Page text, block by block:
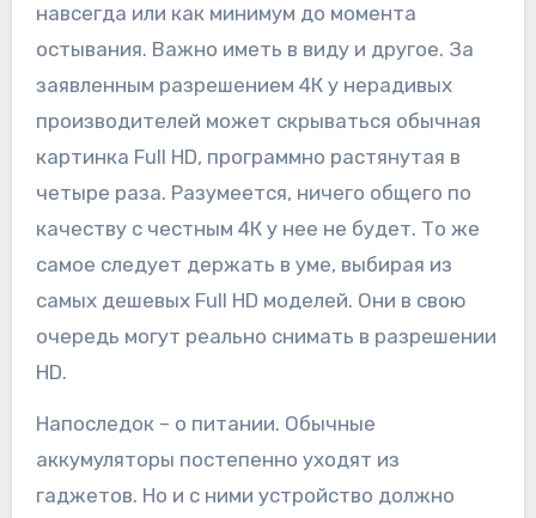
навсегда или как минимум до момента
остывания. Важно иметь в виду и другое. За
заявленным разрешением 4К у нерадивых
производителей может скрываться обычная
картинка Full HD, программно растянутая в
четыре раза. Разумеется, ничего общего по
качеству с честным 4К у нее не будет. То же
самое следует держать в уме, выбирая из
самых дешевых Full HD моделей. Они в свою
очередь могут реально снимать в разрешении
HD.
Напоследок – о питании. Обычные
аккумуляторы постепенно уходят из
гаджетов. Но и с ними устройство должно